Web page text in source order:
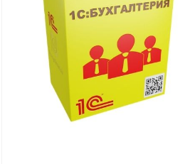
Смотреть проект